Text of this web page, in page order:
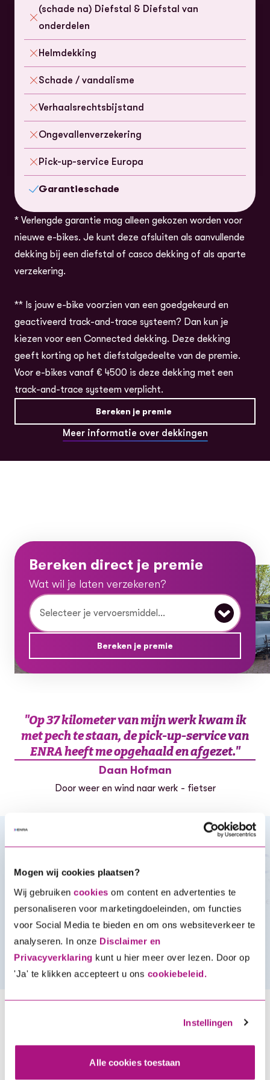
Mogen wij cookies plaatsen?
Wij gebruiken cookies om content en advertenties te
personaliseren voor marketingdoeleinden, om functies
voor Social Media te bieden en om ons websiteverkeer te
analyseren. In onze Disclaimer en
Privacyverklaring kunt u hier meer over lezen. Door op
'Ja' te klikken accepteert u ons cookiebeleid.
Instellingen
Alle cookies toestaan
Niet inbegrepen
(schade na) Diefstal & Diefstal van
onderdelen
Niet inbegrepen
Helmdekking
Schade / vandalisme
Verhaalsrechtsbijstand
Niet inbegrepen
Ongevallenverzekering
Niet inbegrepen
Pick-up-service Europa
Garantieschade
* Verlengde garantie mag alleen gekozen worden voor
nieuwe e-bikes. Je kunt deze afsluiten als aanvullende
dekking bij een diefstal of casco dekking of als aparte
verzekering.
** Is jouw e-bike voorzien van een goedgekeurd en
geactiveerd track-and-trace systeem? Dan kun je
kiezen voor een Connected dekking. Deze dekking
geeft korting op het diefstalgedeelte van de premie.
Voor e-bikes vanaf € 4500 is deze dekking met een
track-and-trace systeem verplicht.
Bereken je premie
Meer informatie over dekkingen
Bereken direct je premie
Wat wil je laten verzekeren?
Wat wil je laten verzekeren?
Bereken je premie
"Op 37 kilometer van mijn werk kwam ik
met pech te staan, de pick-up-service van
ENRA heeft me opgehaald en afgezet."
Daan Hofman
Door weer en wind naar werk - fietser
Verzeker je fiets in 5 stappen
Kies wat je wil verzekeren en bereken de premie